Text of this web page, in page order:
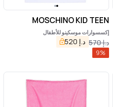
MOSCHINO KID TEEN
إكسسوارات موسكينو للأطفال
د.إ570 د.إ 520
9%